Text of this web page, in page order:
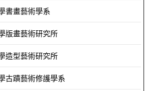
書畫藝術學系
版畫藝術研究所
造型藝術研究所
古蹟藝術修護學系